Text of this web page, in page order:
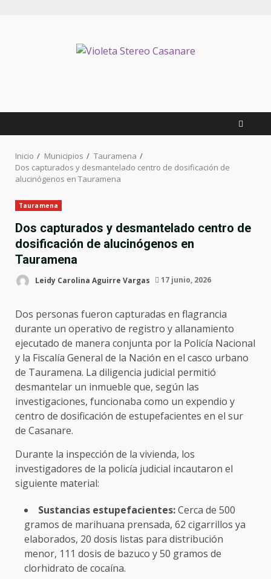
Inicio Municipios
Tauramena
Dos capturados y desmantelado centro de dosificación de
alucinógenos en Tauramena
Tauramena
Dos capturados y desmantelado centro de
dosificación de alucinógenos en
Tauramena
Leidy Carolina Aguirre Vargas 17 junio, 2026
Dos personas fueron capturadas en flagrancia
durante un operativo de registro y allanamiento
ejecutado de manera conjunta por la Policía Nacional
y la Fiscalía General de la Nación en el casco urbano
de Tauramena. La diligencia judicial permitió
desmantelar un inmueble que, según las
investigaciones, funcionaba como un expendio y
centro de dosificación de estupefacientes en el sur
de Casanare.
Durante la inspección de la vivienda, los
investigadores de la policía judicial incautaron el
siguiente material:
Sustancias estupefacientes:Cerca de 500
gramos de marihuana prensada, 62 cigarrillos ya
elaborados, 20 dosis listas para distribución
menor, 111 dosis de bazuco y 50 gramos de
clorhidrato de cocaína.